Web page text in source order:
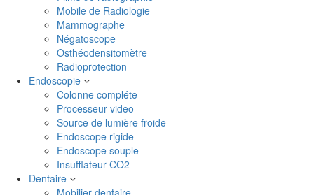
Mobile de Radiologie
Mammographe
Négatoscope
Osthéodensitomètre
Radioprotection
Endoscopie
Colonne compléte
Processeur video
Source de lumière froide
Endoscope rigide
Endoscope souple
Insufflateur CO2
Dentaire
Mobilier dentaire